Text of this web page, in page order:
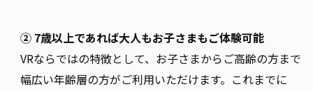
② 7歳以上であれば大人もお子さまもご体験可能
VRならではの特徴として、お子さまからご高齢の方まで
幅広い年齢層の方がご利用いただけます。これまでに